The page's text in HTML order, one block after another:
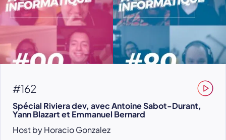
#162
Spécial Riviera dev, avec Antoine Sabot-Durant,
Yann Blazart et Emmanuel Bernard
Host by Horacio Gonzalez